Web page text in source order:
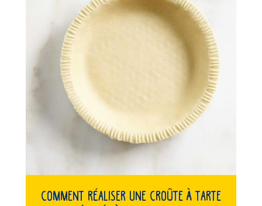
Comment réaliser une croûte à tarte